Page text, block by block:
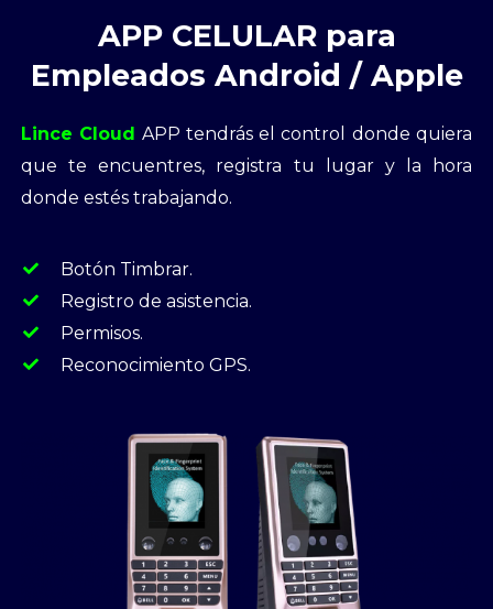
APP CELULAR para
Empleados Android / Apple
Lince Cloud APP tendrás el control donde quiera
que te encuentres, registra tu lugar y la hora
donde estés trabajando.
Botón Timbrar.
Registro de asistencia.
Permisos.
Reconocimiento GPS.